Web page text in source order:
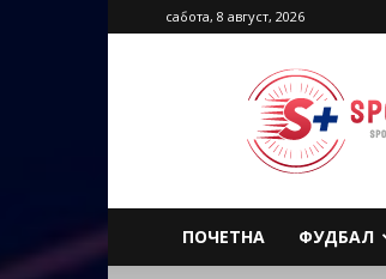
сабота, 8 август, 2026
Sport
Plus
Macedonia
ПОЧЕТНА ФУДБАЛ